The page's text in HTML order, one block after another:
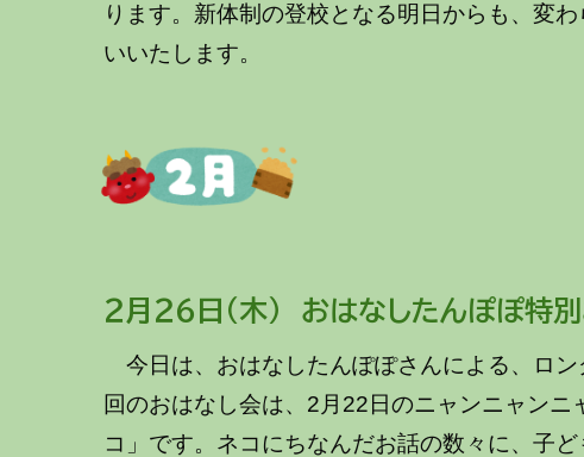
ります。新体制の登校となる明日からも、変
いいたします。
～～～～
２月 ２６ 日 （木） おはなしたんぽぽ特
今日は、おはなしたんぽぽさんによる、ロ
回のおはなし会は、2月22日のニャンニャン
コ」です。ネコにちなんだお話の数々に、子